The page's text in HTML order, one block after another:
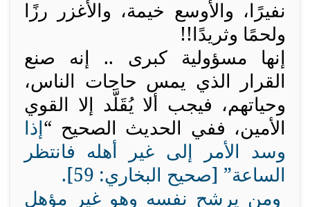
نفيرًا، والأوسع خيمة، والأغزر رزًا
ولحمًا وثريدًا!!
إنها مسؤولية كبرى .. إنه صنع
القرار الذي يمس حاجات الناس،
وحياتهم، فيجب ألا يُقَلَّد إلا القوي
الأمين، ففي الحديث الصحيح “إذا
وسد الأمر إلى غير أهله فانتظر
الساعة” [صحيح البخاري: 59].
ومن يرشح نفسه وهو غير مؤهل